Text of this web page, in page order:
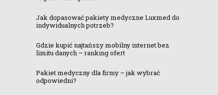
Jak dopasować pakiety medyczne Luxmed do
indywidualnych potrzeb?
Gdzie kupić najtańszy mobilny internet bez
limitu danych – ranking ofert
Pakiet medyczny dla firmy – jak wybrać
odpowiedni?